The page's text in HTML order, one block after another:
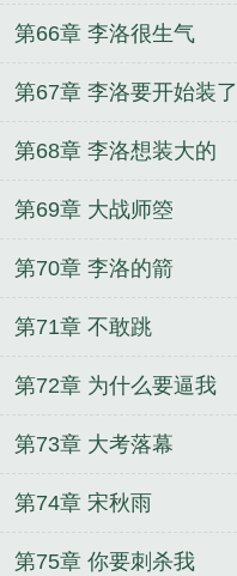
第66章 李洛很生气
第67章 李洛要开始装了
第68章 李洛想装大的
第69章 大战师箜
第70章 李洛的箭
第71章 不敢跳
第72章 为什么要逼我
第73章 大考落幕
第74章 宋秋雨
第75章 你要刺杀我